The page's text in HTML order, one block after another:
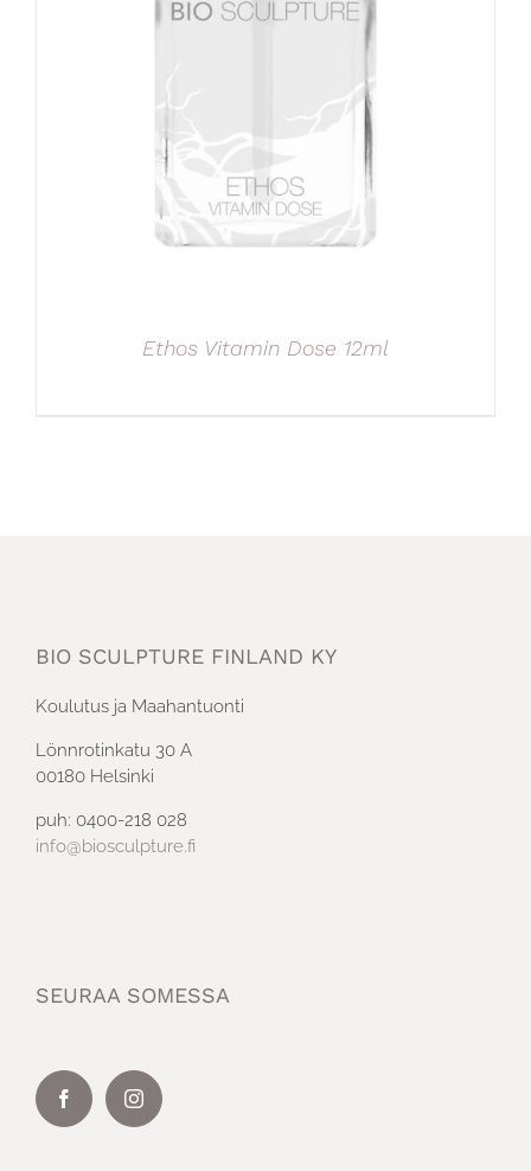
Ethos Vitamin Dose 12ml
BIO SCULPTURE FINLAND KY
Koulutus ja Maahantuonti
Lönnrotinkatu 30 A
00180 Helsinki
puh: 0400-218 028
info@biosculpture.fi
SEURAA SOMESSA